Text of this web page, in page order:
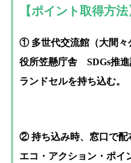
【ポイント取得方法
① 多世代交流館（大間々
役所笠懸庁舎 SDGs推
ランドセルを持ち込む。
② 持ち込み時、窓口で
エコ・アクション・ポ